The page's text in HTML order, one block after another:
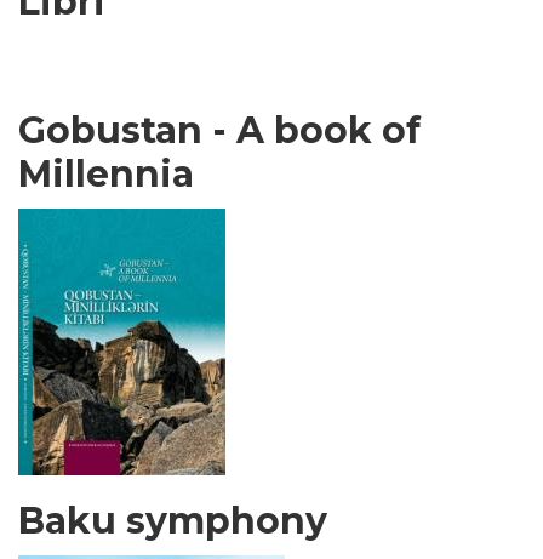
Gobustan - A book of
Millennia
Baku symphony